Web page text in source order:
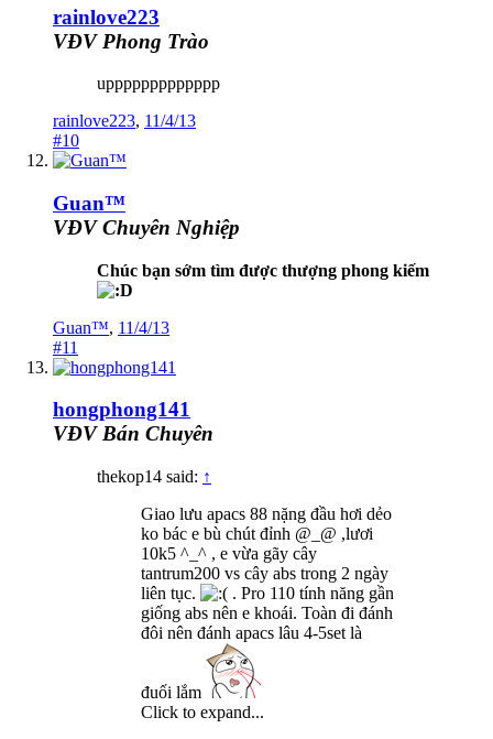
rainlove223
VĐV Phong Trào
uppppppppppppp
rainlove223, 11/4/13
#10
Guan™
VĐV Chuyên Nghiệp
Chúc bạn sớm tìm được thượng phong kiếm
Guan™, 11/4/13
#11
hongphong141
VĐV Bán Chuyên
thekop14 said: ↑
Giao lưu apacs 88 nặng đầu hơi dẻo
ko bác e bù chút đỉnh @_@ ,lươi
10k5 ^_^ , e vừa gãy cây
tantrum200 vs cây abs trong 2 ngày
liên tục.
. Pro 110 tính năng gần
giống abs nên e khoái. Toàn đi đánh
đôi nên đánh apacs lâu 4-5set là
đuối lắm
Click to expand...